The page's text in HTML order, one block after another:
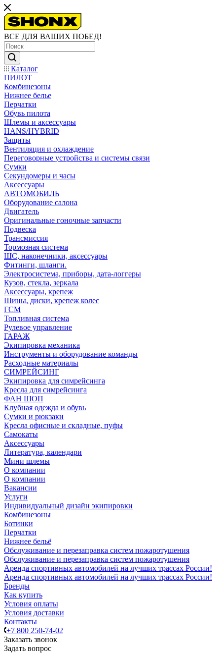
ВСЕ ДЛЯ ВАШИХ ПОБЕД!
Каталог
ПИЛОТ
Комбинезоны
Нижнее белье
Перчатки
Обувь пилота
Шлемы и аксессуары
HANS/HYBRID
Защиты
Вентиляция и охлаждение
Переговорные устройства и системы связи
Сумки
Секундомеры и часы
Аксессуары
АВТОМОБИЛЬ
Оборудование салона
Двигатель
Оригинальные гоночные запчасти
Подвеска
Трансмиссия
Тормозная система
ШС, наконечники, аксессуары
Фитинги, шланги.
Электросистема, приборы, дата-логгеры
Кузов, стекла, зеркала
Аксессуары, крепеж
Шины, диски, крепеж колес
ГСМ
Топливная система
Рулевое управление
ГАРАЖ
Экипировка механика
Инструменты и оборудование команды
Расходные материалы
СИМРЕЙСИНГ
Экипировка для симрейсинга
Кресла для симрейсинга
ФАН ШОП
Клубная одежда и обувь
Сумки и рюкзаки
Кресла офисные и складные, пуфы
Самокаты
Аксессуары
Литература, календари
Мини шлемы
О компании
О компании
Вакансии
Услуги
Индивидуальный дизайн экипировки
Комбинезоны
Ботинки
Перчатки
Нижнее бельё
Обслуживание и перезаправка систем пожаротушения
Обслуживание и перезаправка систем пожаротушения
Аренда спортивных автомобилей на лучших трассах России!
Аренда спортивных автомобилей на лучших трассах России!
Бренды
Как купить
Условия оплаты
Условия доставки
Контакты
+7 800 250-74-02
Заказать звонок
Задать вопрос